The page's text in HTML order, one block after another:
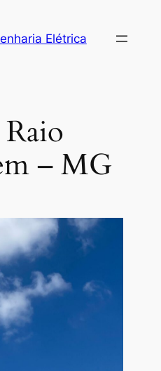
Elétrica
Raio
– MG